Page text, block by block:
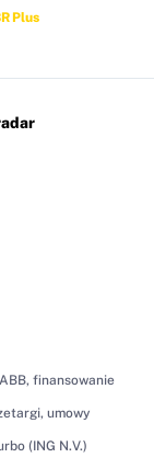
Plus
finansowanie
umowy
(ING N.V.)